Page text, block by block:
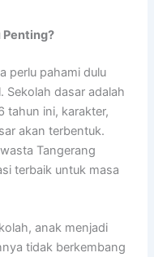
Penting?
perlu pahami dulu
Sekolah dasar adalah
tahun ini, karakter,
akan terbentuk.
Tangerang
terbaik untuk masa
anak menjadi
tidak berkembang